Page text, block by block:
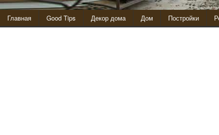
Главная Good Tips Декор дома Дом Постройки